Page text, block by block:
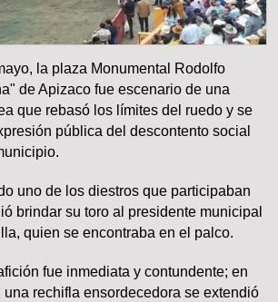
la plaza Monumental Rodolfo
de Apizaco fue escenario de una
que rebasó los límites del ruedo y se
pública del descontento social
uno de los diestros que participaban
brindar su toro al presidente municipal
quien se encontraba en el palco.
fue inmediata y contundente; en
una rechifla ensordecedora se extendió